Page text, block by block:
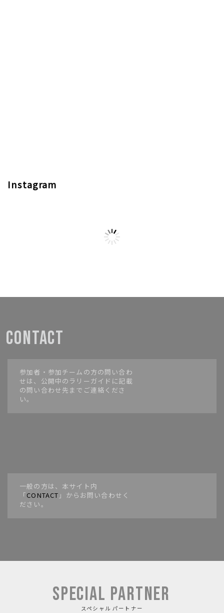
Instagram
CONTACT
参加者・参加チームの方の問い合わ
せは、公開中のラリーガイドに記載
の問い合わせ先までご連絡くださ
い。
一般の方は、本サイト内
「CONTACT 」からお問い合わせく
ださい。
SPECIAL PARTNER
スペシャル パートナー